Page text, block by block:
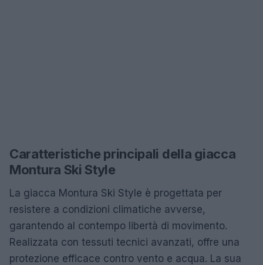
Caratteristiche principali della giacca
Montura Ski Style
La giacca Montura Ski Style è progettata per
resistere a condizioni climatiche avverse,
garantendo al contempo libertà di movimento.
Realizzata con tessuti tecnici avanzati, offre una
protezione efficace contro vento e acqua. La sua